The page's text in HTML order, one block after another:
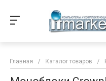
Главная / Каталог товаров /